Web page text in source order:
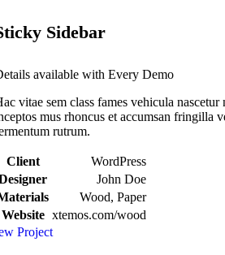
Sidebar
available with Every Demo
vitae sem class fames vehicula
mus rhoncus et accumsan fringilla
rutrum.
Client
WordPress
John Doe
Wood, Paper
Website xtemos.com/wood
Project